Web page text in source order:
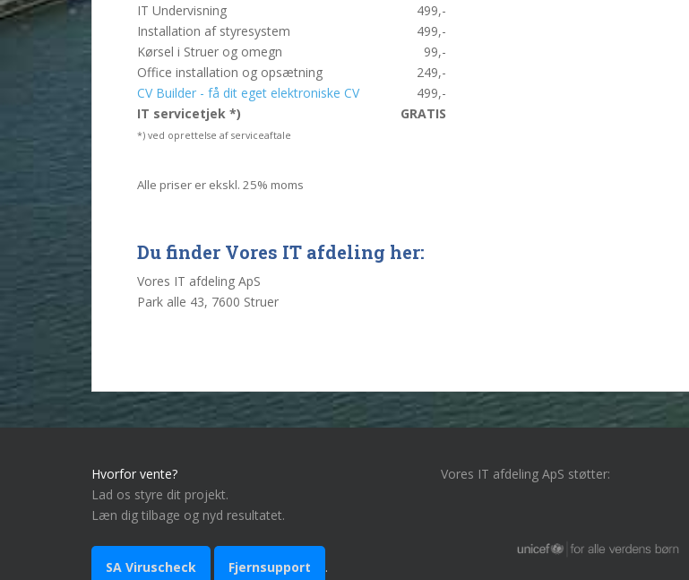
IT Undervisning
499,-
Installation af styresystem
499,-
Kørsel i Struer og omegn
99,-
Office installation og opsætning
249,-
CV Builder - få dit eget elektroniske CV
499,-
IT servicetjek *)
GRATIS
*) ved oprettelse af serviceaftale
Alle priser er ekskl. 25% moms
Du finder Vores IT afdeling her:
Vores IT afdeling ApS
Park alle 43, 7600 Struer
Hvorfor vente?
Lad os styre dit projekt.
Læn dig tilbage og nyd resultatet.
SA Viruscheck Fjernsupport .
Vores IT afdeling ApS støtter: